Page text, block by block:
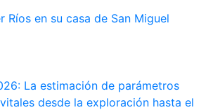
Ríos en su casa de San Miguel
La estimación de parámetros
desde la exploración hasta el